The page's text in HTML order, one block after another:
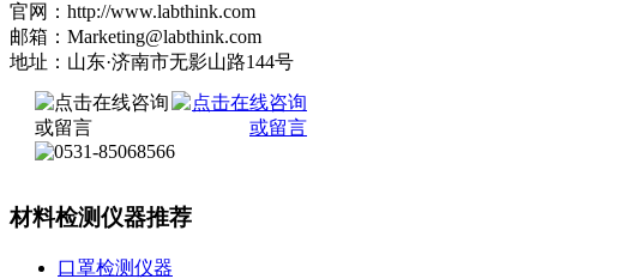
官网：http://www.labthink.com
邮箱：Marketing@labthink.com
地址：山东·济南市无影山路144号
材料检测仪器推荐
口罩检测仪器